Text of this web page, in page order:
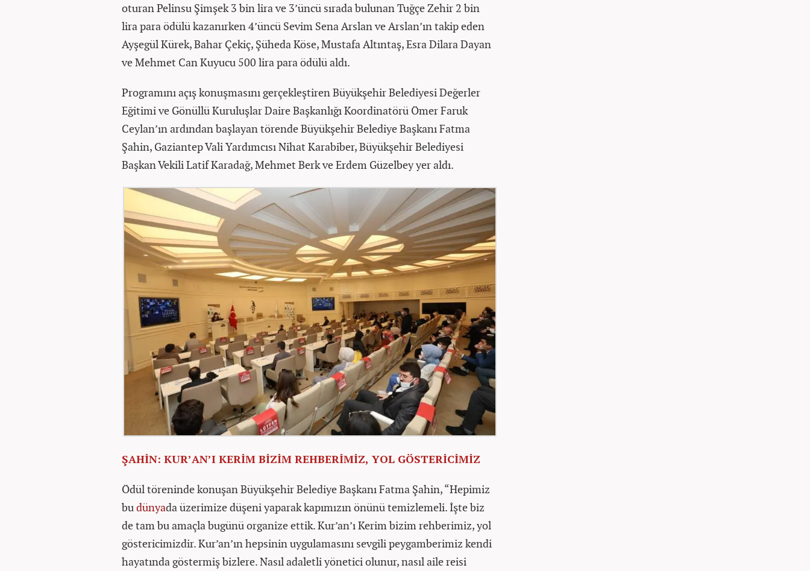
oturan Pelinsu Şimşek 3 bin lira ve 3’üncü sırada bulunan Tuğçe Zehir 2 bin
lira para ödülü kazanırken 4’üncü Sevim Sena Arslan ve Arslan’ın takip eden
Ayşegül Kürek, Bahar Çekiç, Şüheda Köse, Mustafa Altıntaş, Esra Dilara Dayan
ve Mehmet Can Kuyucu 500 lira para ödülü aldı.
Programını açış konuşmasını gerçekleştiren Büyükşehir Belediyesi Değerler
Eğitimi ve Gönüllü Kuruluşlar Daire Başkanlığı Koordinatörü Ömer Faruk
Ceylan’ın ardından başlayan törende Büyükşehir Belediye Başkanı Fatma
Şahin, Gaziantep Vali Yardımcısı Nihat Karabiber, Büyükşehir Belediyesi
Başkan Vekili Latif Karadağ, Mehmet Berk ve Erdem Güzelbey yer aldı.
ŞAHİN: KUR’AN’I KERİM BİZİM REHBERİMİZ, YOL GÖSTERİCİMİZ
Ödül töreninde konuşan Büyükşehir Belediye Başkanı Fatma Şahin, “Hepimiz
budünyada üzerimize düşeni yaparak kapımızın önünü temizlemeli. İşte biz
de tam bu amaçla bugünü organize ettik. Kur’an’ı Kerim bizim rehberimiz, yol
göstericimizdir. Kur’an’ın hepsinin uygulamasını sevgili peygamberimiz kendi
hayatında göstermiş bizlere. Nasıl adaletli yönetici olunur, nasıl aile reisi